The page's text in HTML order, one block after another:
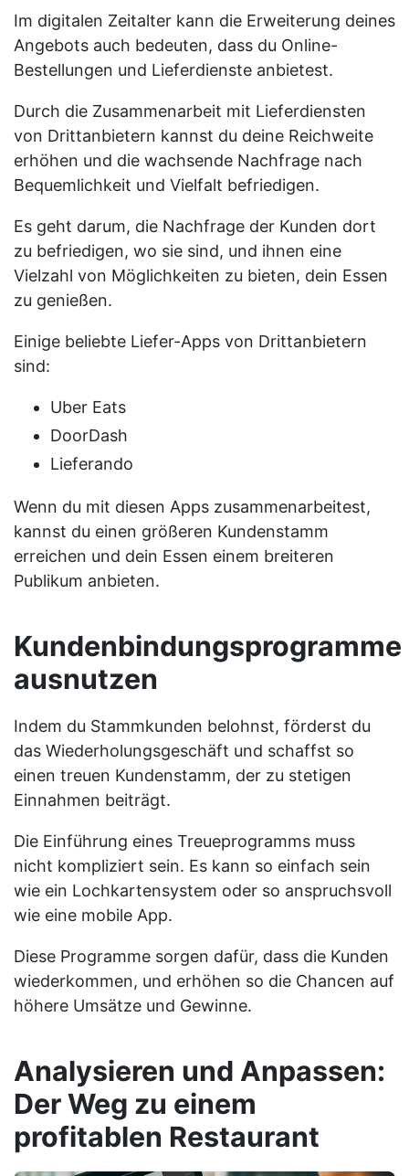
Im digitalen Zeitalter kann die Erweiterung deines
Angebots auch bedeuten, dass du Online-
Bestellungen und Lieferdienste anbietest.
Durch die Zusammenarbeit mit Lieferdiensten
von Drittanbietern kannst du deine Reichweite
erhöhen und die wachsende Nachfrage nach
Bequemlichkeit und Vielfalt befriedigen.
Es geht darum, die Nachfrage der Kunden dort
zu befriedigen, wo sie sind, und ihnen eine
Vielzahl von Möglichkeiten zu bieten, dein Essen
zu genießen.
Einige beliebte Liefer-Apps von Drittanbietern
sind:
Uber Eats
DoorDash
Lieferando
Wenn du mit diesen Apps zusammenarbeitest,
kannst du einen größeren Kundenstamm
erreichen und dein Essen einem breiteren
Publikum anbieten.
Kundenbindungsprogramme
ausnutzen
Indem du Stammkunden belohnst, förderst du
das Wiederholungsgeschäft und schaffst so
einen treuen Kundenstamm, der zu stetigen
Einnahmen beiträgt.
Die Einführung eines Treueprogramms muss
nicht kompliziert sein. Es kann so einfach sein
wie ein Lochkartensystem oder so anspruchsvoll
wie eine mobile App.
Diese Programme sorgen dafür, dass die Kunden
wiederkommen, und erhöhen so die Chancen auf
höhere Umsätze und Gewinne.
Analysieren und Anpassen:
Der Weg zu einem
profitablen Restaurant